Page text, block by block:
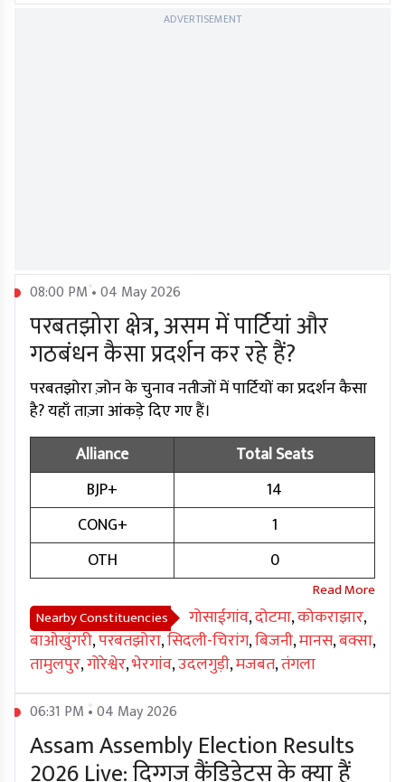
ADVERTISEMENT
08:00 PM • 04 May 2026
परबतझोरा क्षेत्र, असम में पार्टियां और
गठबंधन कैसा प्रदर्शन कर रहे हैं?
परबतझोरा ज़ोन के चुनाव नतीजों में पार्टियों का प्रदर्शन कैसा
है? यहाँ ताज़ा आंकड़े दिए गए हैं।
Alliance
Total Seats
BJP+
14
CONG+
1
OTH
0
Nearby Constituencies गोसाईगांव,दोटमा,कोकराझार,
बाओखुंगरी,परबतझोरा,सिदली-चिरांग,बिजनी,मानस,बक्सा,
तामुलपुर,गोरेश्वेर,भेरगांव,उदलगुड़ी,मजबत,तंगला
06:31 PM • 04 May 2026
Assam Assembly Election Results